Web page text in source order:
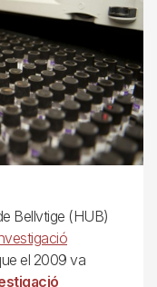
Bellvtige (HUB)
el 2009 va